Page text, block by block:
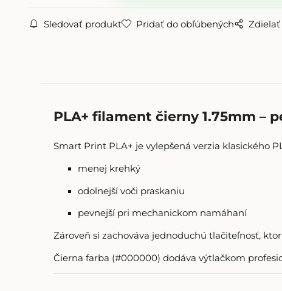
Sledovať produkt Pridať do obľúbených Zdielať
PLA+ filament čierny 1.75mm –
Smart Print PLA+ je vylepšená verzia klasického
menej krehký
odolnejší voči praskaniu
pevnejší pri mechanickom namáhaní
Zároveň si zachováva jednoduchú tlačiteľnosť,
Čierna farba (#000000) dodáva výtlačkom